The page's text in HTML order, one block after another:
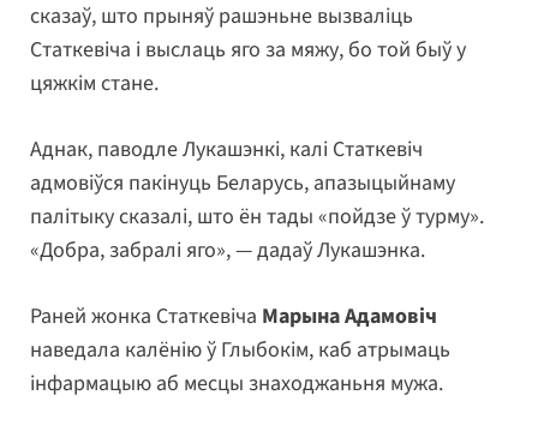
сказаў, што прыняў рашэньне вызваліць
Статкевіча і выслаць яго за мяжу, бо той быў у
цяжкім стане.
Аднак, паводле Лукашэнкі, калі Статкевіч
адмовіўся пакінуць Беларусь, апазыцыйнаму
палітыку сказалі, што ён тады «пойдзе ў турму».
«Добра, забралі яго», — дадаў Лукашэнка.
Раней жонка Статкевіча Марына Адамовіч
наведала калёнію ў Глыбокім, каб атрымаць
інфармацыю аб месцы знаходжаньня мужа.